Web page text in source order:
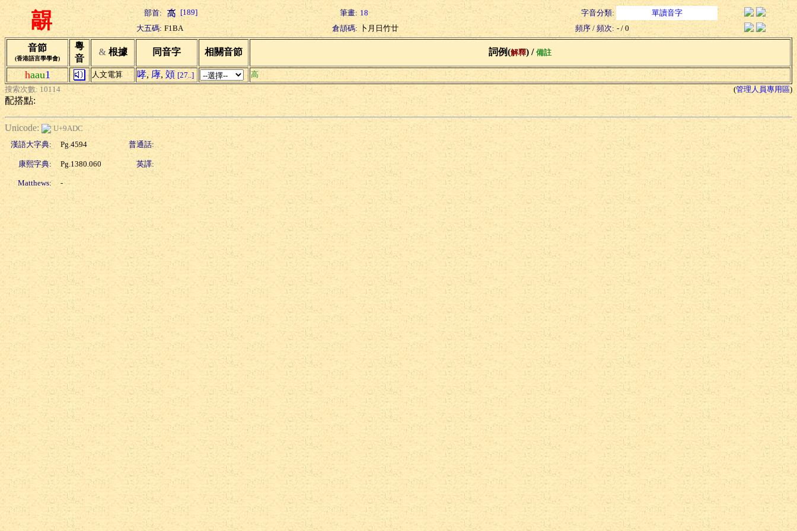
髜 部首: [189] 筆畫: 18 字音分類:
單讀音字
大五碼: F1BA 倉頡碼: 卜月日竹廿 頻序 / 頻次: - / 0
音節
(香港語言學學會)
粵
音
& 根據 同音字 相關音節 詞例(解釋) / 備註
haau1 人文電算 哮, 庨, 頝 [27..]
高
搜索次數: 10114
(管理人員專用區)
配搭點:
Unicode:
U+9ADC
漢語大字典:
Pg.4594 普通話:
康熙字典: Pg.1380.060 英譯:
Matthews: -